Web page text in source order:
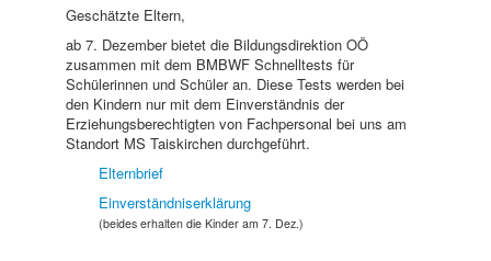
Geschätzte Eltern,
ab 7. Dezember bietet die Bildungsdirektion OÖ
zusammen mit dem BMBWF Schnelltests für
Schülerinnen und Schüler an. Diese Tests werden bei
den Kindern nur mit dem Einverständnis der
Erziehungsberechtigten von Fachpersonal bei uns am
Standort MS Taiskirchen durchgeführt.
Elternbrief
Einverständniserklärung
(beides erhalten die Kinder am 7. Dez.)